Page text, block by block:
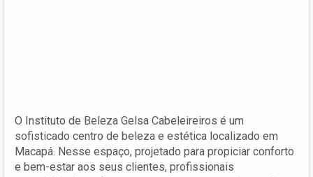
O Instituto de Beleza Gelsa Cabeleireiros é um
sofisticado centro de beleza e estética localizado em
Macapá. Nesse espaço, projetado para propiciar conforto
e bem-estar aos seus clientes, profissionais